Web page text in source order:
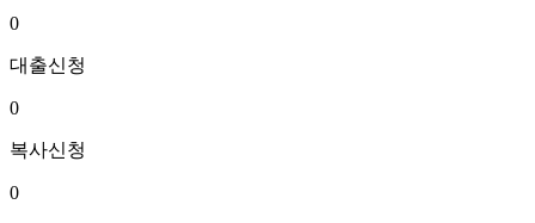
0
대출신청
0
복사신청
0